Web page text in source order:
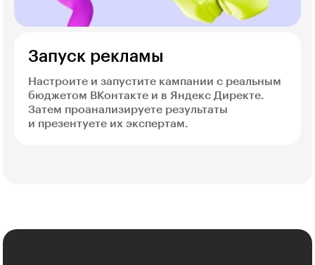
Запуск рекламы
Настроите и запустите кампании с реальным
бюджетом ВКонтакте и в Яндекс Директе.
Затем проанализируете результаты
и презентуете их экспертам.